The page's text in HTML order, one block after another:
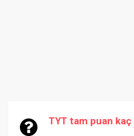
TYT tam puan